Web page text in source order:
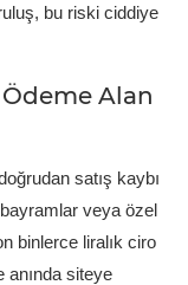
bu riski ciddiye
Alan
satış kaybı
veya özel
binlerce liralık ciro
anında siteye